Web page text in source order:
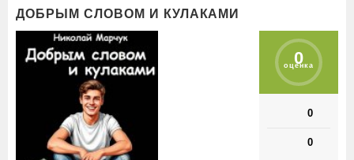
ДОБРЫМ СЛОВОМ И КУЛАКАМИ
0
оценка
0
0